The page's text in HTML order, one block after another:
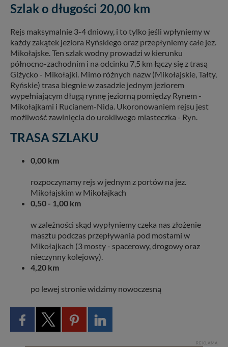
Szlak o długości 20,00 km
Rejs maksymalnie 3-4 dniowy, i to tylko jeśli wpłyniemy w
każdy zakątek jeziora Ryńskiego oraz przepłyniemy całe jez.
Mikołajske. Ten szlak wodny prowadzi w kierunku
północno-zachodnim i na odcinku 7,5 km łączy się z trasą
Giżycko - Mikołajki. Mimo różnych nazw (Mikołajskie, Tałty,
Ryńskie) trasa biegnie w zasadzie jednym jeziorem
wypełniającym długą rynnę jeziorną pomiędzy Rynem -
Mikołajkami i Rucianem-Nida. Ukoronowaniem rejsu jest
możliwość zawinięcia do urokliwego miasteczka - Ryn.
TRASA SZLAKU
0,00 km
rozpoczynamy rejs w jednym z portów na jez.
Mikołajskim w Mikołajkach
0,50 - 1,00 km
w zależności skąd wypłyniemy czeka nas złożenie
masztu podczas przepływania pod mostami w
Mikołajkach (3 mosty - spacerowy, drogowy oraz
nieczynny kolejowy).
4,20 km
po lewej stronie widzimy nowoczesną
REKLAMA